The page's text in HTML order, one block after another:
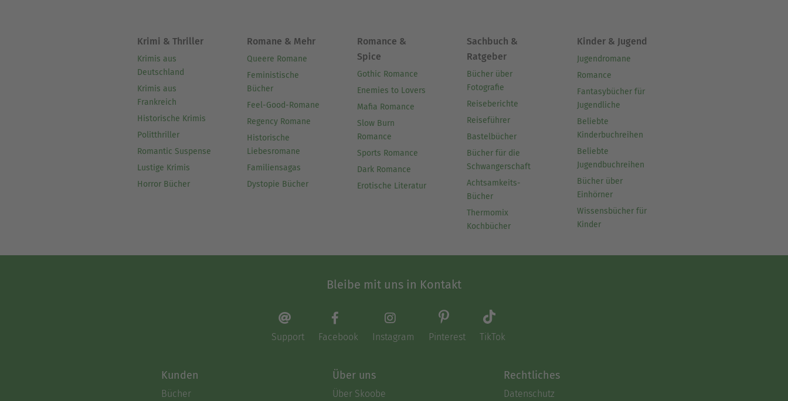
Krimi & Thriller
Krimis aus
Deutschland
Krimis aus
Frankreich
Historische Krimis
Politthriller
Romantic Suspense
Lustige Krimis
Horror Bücher
Romane & Mehr
Queere Romane
Feministische
Bücher
Feel-Good-Romane
Regency Romane
Historische
Liebesromane
Familiensagas
Dystopie Bücher
Romance &
Spice
Gothic Romance
Enemies to Lovers
Mafia Romance
Slow Burn
Romance
Sports Romance
Dark Romance
Erotische Literatur
Sachbuch &
Ratgeber
Bücher über
Fotografie
Reiseberichte
Reiseführer
Bastelbücher
Bücher für die
Schwangerschaft
Achtsamkeits-
Bücher
Thermomix
Kochbücher
Kinder & Jugend
Jugendromane
Romance
Fantasybücher für
Jugendliche
Beliebte
Kinderbuchreihen
Beliebte
Jugendbuchreihen
Bücher über
Einhörner
Wissensbücher für
Kinder
Bleibe mit uns in Kontakt
Support Facebook Instagram Pinterest TikTok
Kunden
Bücher
Über uns
Über Skoobe
Rechtliches
Datenschutz